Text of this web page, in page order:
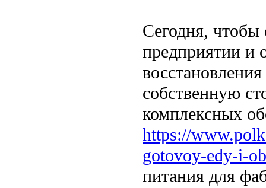
Сегодня, чтобы
предприятии и
собственную
комплексных
https://
gotovoy-edy-i-
питания для